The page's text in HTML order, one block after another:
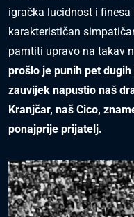
igračka lucidnost i
karakterističan
pamtiti upravo na takav
prošlo je punih pet
zauvijek napustio naš
Kranjčar, naš Cico,
ponajprije prijatelj.